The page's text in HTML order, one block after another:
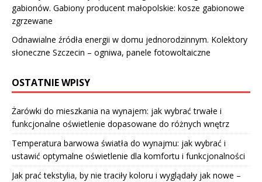
gabionów. Gabiony producent małopolskie: kosze gabionowe
zgrzewane
Odnawialne źródła energii w domu jednorodzinnym. Kolektory
słoneczne Szczecin – ogniwa, panele fotowoltaiczne
OSTATNIE WPISY
Żarówki do mieszkania na wynajem: jak wybrać trwałe i
funkcjonalne oświetlenie dopasowane do różnych wnętrz
Temperatura barwowa światła do wynajmu: jak wybrać i
ustawić optymalne oświetlenie dla komfortu i funkcjonalności
Jak prać tekstylia, by nie traciły koloru i wyglądały jak nowe –